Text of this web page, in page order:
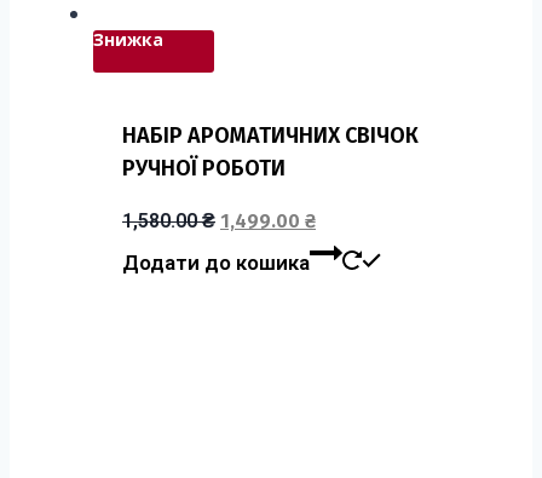
Знижка
НАБІР АРОМАТИЧНИХ СВІЧОК
РУЧНОЇ РОБОТИ
1,580.00₴ 1,499.00 ₴
Додати до кошика